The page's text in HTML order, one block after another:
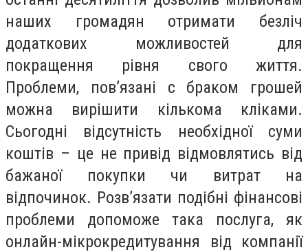
наших громадян отримати безліч
додаткових можливостей для
покращення рівня свого життя.
Проблеми, пов’язані с браком грошей
можна вирішити кількома кліками.
Сьогодні відсутність необхідної суми
коштів – це не привід відмовлятись від
бажаної покупки чи витрат на
відпочинок. Розв’язати подібні фінансові
проблеми допоможе така послуга, як
онлайн-мікрокредитування від компанії